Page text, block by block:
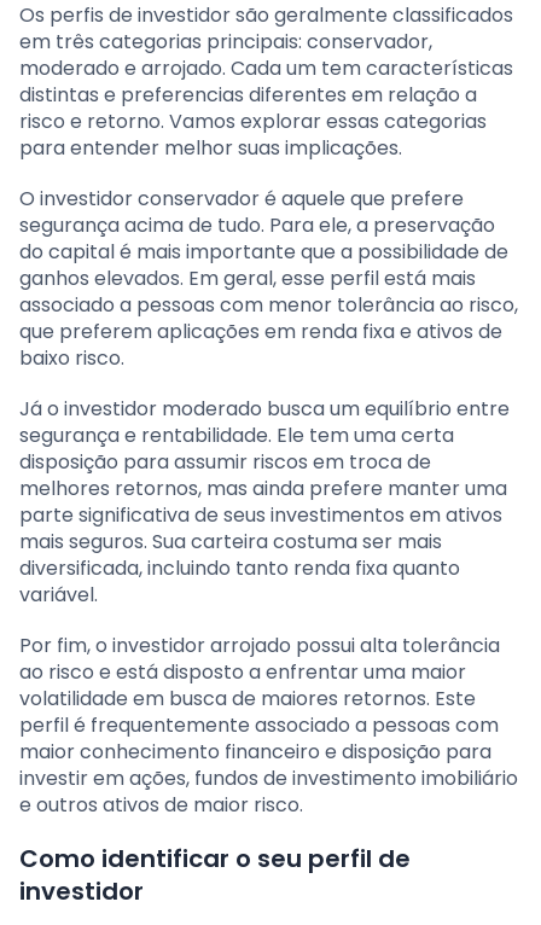
Os perfis de investidor são geralmente classificados
em três categorias principais: conservador,
moderado e arrojado. Cada um tem características
distintas e preferencias diferentes em relação a
risco e retorno. Vamos explorar essas categorias
para entender melhor suas implicações.
O investidor conservador é aquele que prefere
segurança acima de tudo. Para ele, a preservação
do capital é mais importante que a possibilidade de
ganhos elevados. Em geral, esse perfil está mais
associado a pessoas com menor tolerância ao risco,
que preferem aplicações em renda fixa e ativos de
baixo risco.
Já o investidor moderado busca um equilíbrio entre
segurança e rentabilidade. Ele tem uma certa
disposição para assumir riscos em troca de
melhores retornos, mas ainda prefere manter uma
parte significativa de seus investimentos em ativos
mais seguros. Sua carteira costuma ser mais
diversificada, incluindo tanto renda fixa quanto
variável.
Por fim, o investidor arrojado possui alta tolerância
ao risco e está disposto a enfrentar uma maior
volatilidade em busca de maiores retornos. Este
perfil é frequentemente associado a pessoas com
maior conhecimento financeiro e disposição para
investir em ações, fundos de investimento imobiliário
e outros ativos de maior risco.
Como identificar o seu perfil de
investidor